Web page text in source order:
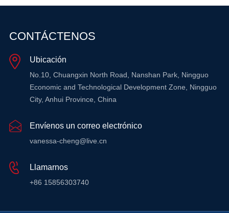
CONTÁCTENOS
Ubicación
No.10, Chuangxin North Road, Nanshan Park, Ningguo
Economic and Technological Development Zone, Ningguo
City, Anhui Province, China
Envíenos un correo electrónico
vanessa-cheng@live.cn
Llamarnos
+86 15856303740